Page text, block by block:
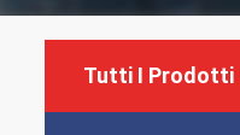
Tutti I Prodotti